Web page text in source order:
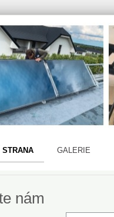
STRANA GALERIE
nám